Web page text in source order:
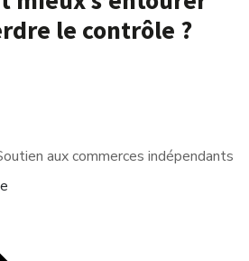
le contrôle ?
aux commerces indépendants